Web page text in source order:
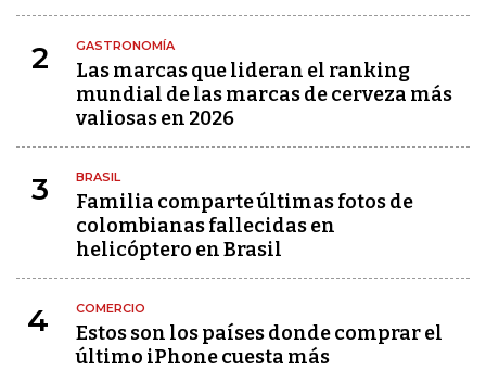
2 GASTRONOMÍA
Las marcas que lideran el ranking
mundial de las marcas de cerveza más
valiosas en 2026
3 BRASIL
Familia comparte últimas fotos de
colombianas fallecidas en
helicóptero en Brasil
4 COMERCIO
Estos son los países donde comprar el
último iPhone cuesta más